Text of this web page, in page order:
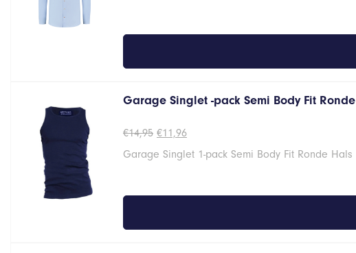
Garage Singlet -pack Semi Body Fit
€14,95 Oorspronkelijke
was:
€11,96Huidige
is:
Garage Singlet 1-pack Semi Body Fit Ronde Hals